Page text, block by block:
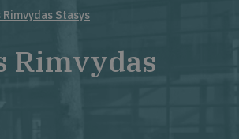
Stasys
Rimvydas